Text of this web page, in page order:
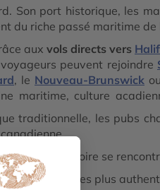
Son port historique, les
du riche passé maritime de
aux vols directs vers
peuvent rejoindre
, le Nouveau-Brunswick
maritime, culture
traditionnelle, les pubs
et l’histoire se
expériences les plus